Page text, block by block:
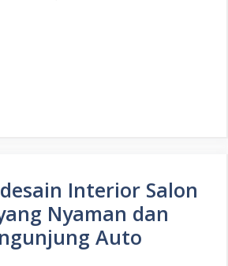
Interior Salon
Nyaman dan
Auto